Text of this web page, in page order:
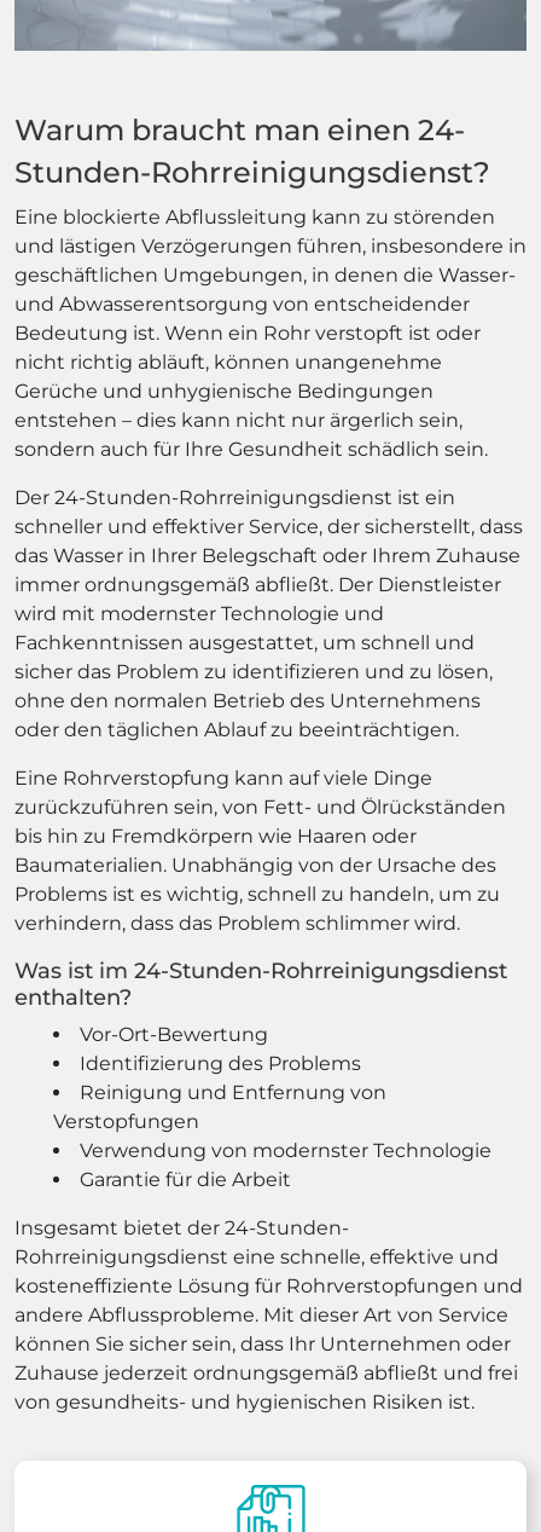
Warum braucht man einen 24-
Stunden-Rohrreinigungsdienst?
Eine blockierte Abflussleitung kann zu störenden
und lästigen Verzögerungen führen, insbesondere in
geschäftlichen Umgebungen, in denen die Wasser-
und Abwasserentsorgung von entscheidender
Bedeutung ist. Wenn ein Rohr verstopft ist oder
nicht richtig abläuft, können unangenehme
Gerüche und unhygienische Bedingungen
entstehen – dies kann nicht nur ärgerlich sein,
sondern auch für Ihre Gesundheit schädlich sein.
Der 24-Stunden-Rohrreinigungsdienst ist ein
schneller und effektiver Service, der sicherstellt, dass
das Wasser in Ihrer Belegschaft oder Ihrem Zuhause
immer ordnungsgemäß abfließt. Der Dienstleister
wird mit modernster Technologie und
Fachkenntnissen ausgestattet, um schnell und
sicher das Problem zu identifizieren und zu lösen,
ohne den normalen Betrieb des Unternehmens
oder den täglichen Ablauf zu beeinträchtigen.
Eine Rohrverstopfung kann auf viele Dinge
zurückzuführen sein, von Fett- und Ölrückständen
bis hin zu Fremdkörpern wie Haaren oder
Baumaterialien. Unabhängig von der Ursache des
Problems ist es wichtig, schnell zu handeln, um zu
verhindern, dass das Problem schlimmer wird.
Was ist im 24-Stunden-Rohrreinigungsdienst
enthalten?
Vor-Ort-Bewertung
Identifizierung des Problems
Reinigung und Entfernung von
Verstopfungen
Verwendung von modernster Technologie
Garantie für die Arbeit
Insgesamt bietet der 24-Stunden-
Rohrreinigungsdienst eine schnelle, effektive und
kosteneffiziente Lösung für Rohrverstopfungen und
andere Abflussprobleme. Mit dieser Art von Service
können Sie sicher sein, dass Ihr Unternehmen oder
Zuhause jederzeit ordnungsgemäß abfließt und frei
von gesundheits- und hygienischen Risiken ist.